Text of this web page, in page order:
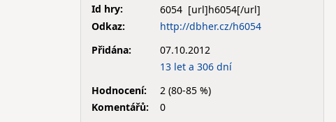
Id hry:
6054
Odkaz:
http://dbher.cz/h6054
Přidána:
07.10.2012
13 let a 306 dní
Hodnocení:
2 (80-85 %)
Komentářů:
0